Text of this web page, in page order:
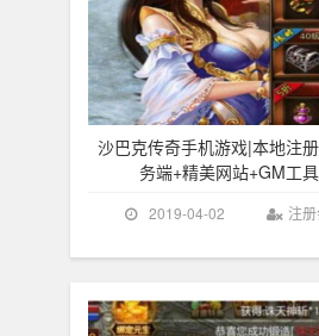
沙巴克传奇手机游戏|本地注
务端+精美网站+GM工
2019-04-02 注